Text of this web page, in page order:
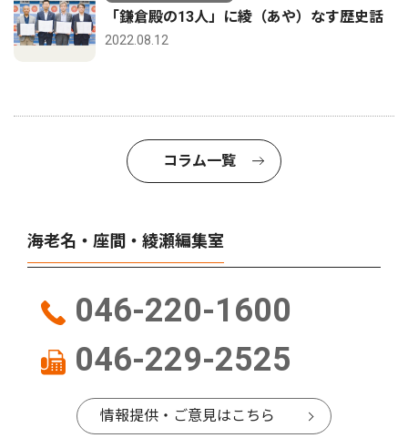
「鎌倉殿の13人」に綾（あや）なす歴史話
2022.08.12
コラム一覧
海老名・座間・綾瀬編集室
046-220-1600
046-229-2525
情報提供・ご意見はこちら